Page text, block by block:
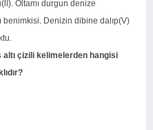
Oltamı durgun denize
Denizin dibine dalıp(V)
altı çizili kelimelerden hangisi